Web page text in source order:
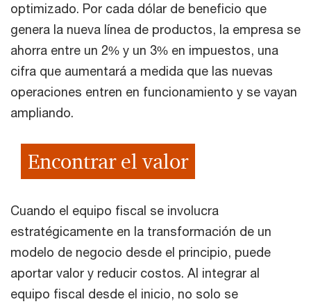
optimizado. Por cada dólar de beneficio que
genera la nueva línea de productos, la empresa se
ahorra entre un 2% y un 3% en impuestos, una
cifra que aumentará a medida que las nuevas
operaciones entren en funcionamiento y se vayan
ampliando.
Encontrar el valor
Cuando el equipo fiscal se involucra
estratégicamente en la transformación de un
modelo de negocio desde el principio, puede
aportar valor y reducir costos. Al integrar al
equipo fiscal desde el inicio, no solo se